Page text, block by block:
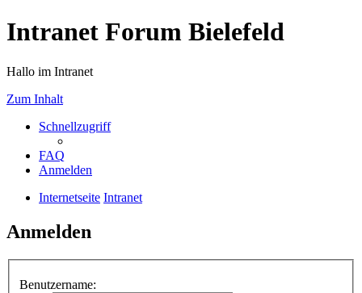
Intranet Forum Bielefeld
Hallo im Intranet
Zum Inhalt
Schnellzugriff
FAQ
Anmelden
Internetseite Intranet
Anmelden
Benutzername: